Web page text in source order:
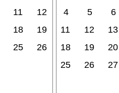
11
12
18
19
25
26
4
5 6
11
12 13
18
19 20
25
26 27